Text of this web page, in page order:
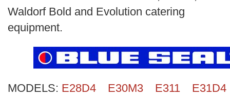
Search
Waldorf Bold and Evolution catering
equipment.
MODELS: E28D4 E30M3 E311
E31D4